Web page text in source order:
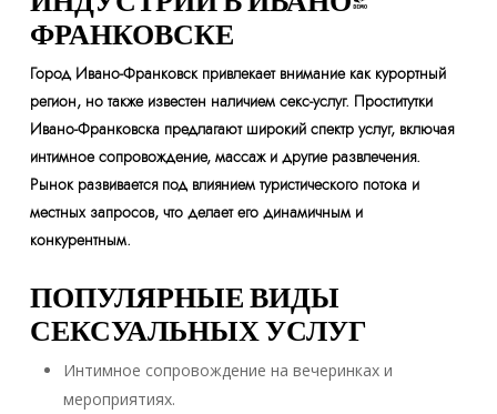
ФРАНКОВСКЕ
Город Ивано-Франковск привлекает внимание как курортный
регион, но также известен наличием секс-услуг. Проститутки
Ивано-Франковска предлагают широкий спектр услуг, включая
интимное сопровождение, массаж и другие развлечения.
Рынок развивается под влиянием туристического потока и
местных запросов, что делает его динамичным и
конкурентным.
ПОПУЛЯРНЫЕ ВИДЫ
СЕКСУАЛЬНЫХ УСЛУГ
Интимное сопровождение на вечеринках и
мероприятиях.